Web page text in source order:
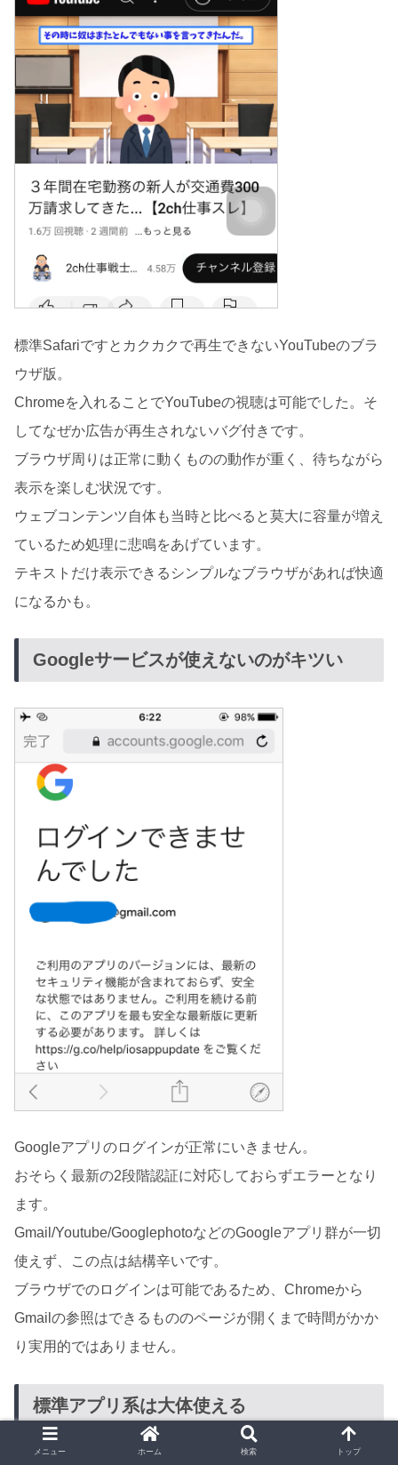
標準Safariですとカクカクで再生できないYouTubeのブラ
ウザ版。
Chromeを入れることでYouTubeの視聴は可能でした。そ
してなぜか広告が再生されないバグ付きです。
ブラウザ周りは正常に動くものの動作が重く、待ちながら
表示を楽しむ状況です。
ウェブコンテンツ自体も当時と比べると莫大に容量が増え
ているため処理に悲鳴をあげています。
テキストだけ表示できるシンプルなブラウザがあれば快適
になるかも。
Googleサービスが使えないのがキツい
Googleアプリのログインが正常にいきません。
おそらく最新の2段階認証に対応しておらずエラーとなり
ます。
Gmail/Youtube/GooglephotoなどのGoogleアプリ群が一切
使えず、この点は結構辛いです。
ブラウザでのログインは可能であるため、Chromeから
Gmailの参照はできるもののページが開くまで時間がかか
り実用的ではありません。
標準アプリ系は大体使える
メニュー ホーム 検索 トップ